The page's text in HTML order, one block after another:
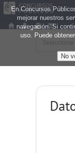
En Concursos
mejorar nuestros
navegación. Si
uso. Puede